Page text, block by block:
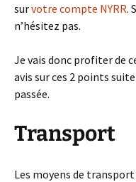
survotre compte NYRR.
n’hésitez pas.
Je vais donc profiter de
avis sur ces 2 points
passée.
Transport
Les moyens de